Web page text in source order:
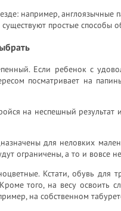
например,
простые способы
Если ребенок с
посматривает на
на неспешный
для неловких
ограничены, а то и вовсе
Кстати, обувь для
того, на весу освоить
на собственном